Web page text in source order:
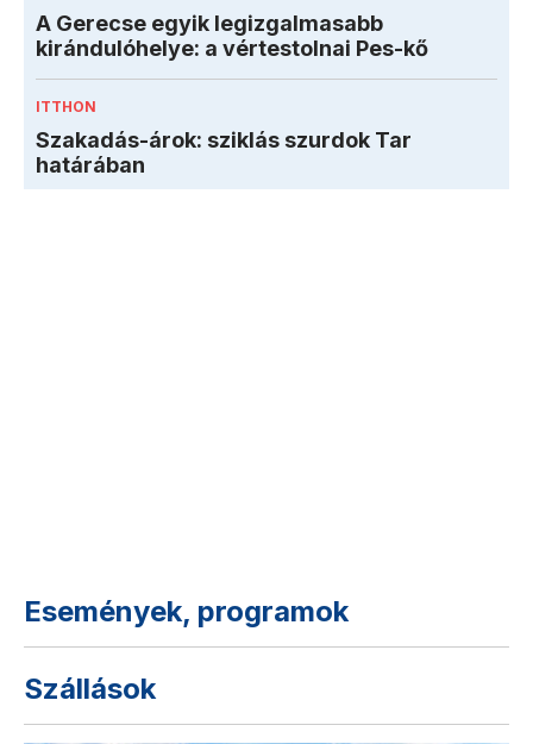
A Gerecse egyik legizgalmasabb
kirándulóhelye: a vértestolnai Pes-kő
ITTHON
Szakadás-árok: sziklás szurdok Tar
határában
Események, programok
Szállások